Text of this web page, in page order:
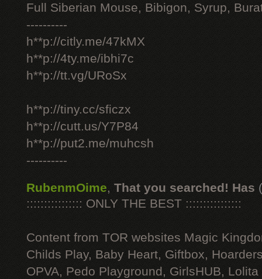
Full Siberian Mouse, Bibigon, Syrup,
----------
h**p://citly.me/47kMX
h**p://4ty.me/ibhi7c
h**p://tt.vg/URoSx
h**p://tiny.cc/sficzx
h**p://cutt.us/Y7P84
h**p://put2.me/muhcsh
----------
RubenmOime, That you searched! Has
:::::::::::::::: ONLY THE BEST ::::::::::::::::
Content from TOR websites Magic
Childs Play, Baby Heart, Giftbox,
OPVA, Pedo Playground, GirlsHUB, Lolita